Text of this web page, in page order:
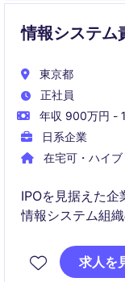
情報システム
東京都
正社員
年収 900万円 -
日系企業
在宅可・ハイ
IPOを見据えた
情報システム組
単なる運用では
求人を